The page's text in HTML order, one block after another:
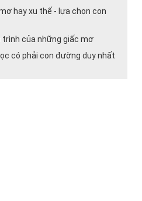
hay xu thế - lựa chọn con
trình của những giấc mơ
có phải con đường duy nhất